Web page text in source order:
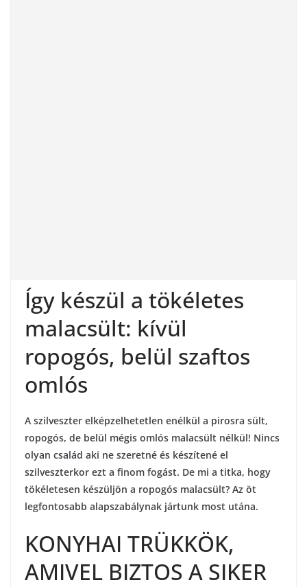
Így készül a tökéletes
malacsült: kívül
ropogós, belül szaftos
omlós
A szilveszter elképzelhetetlen enélkül a pirosra sült,
ropogós, de belül mégis omlós malacsült nélkül! Nincs
olyan család aki ne szeretné és készítené el
szilveszterkor ezt a finom fogást. De mi a titka, hogy
tökéletesen készüljön a ropogós malacsült? Az öt
legfontosabb alapszabálynak jártunk most utána.
KONYHAI TRÜKKÖK,
AMIVEL BIZTOS A SIKER